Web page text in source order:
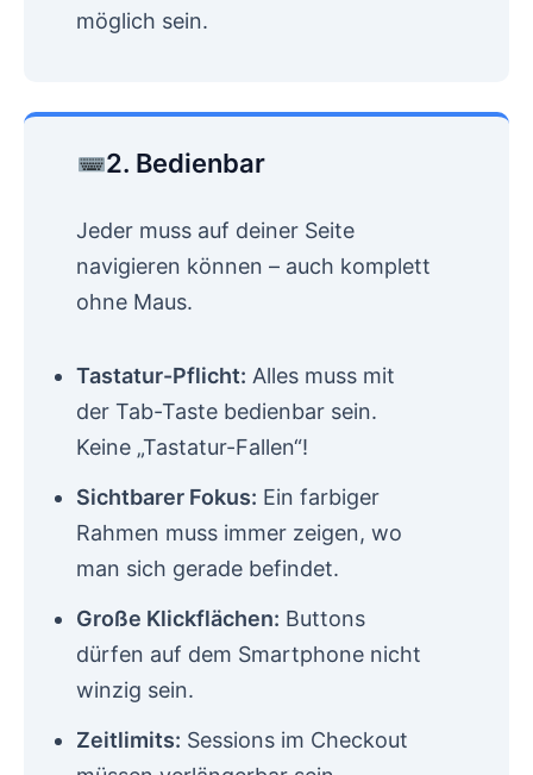
möglich sein.
2. Bedienbar
Jeder muss auf deiner Seite
navigieren können – auch komplett
ohne Maus.
Tastatur-Pflicht: Alles muss mit
der Tab-Taste bedienbar sein.
Keine „Tastatur-Fallen“!
Sichtbarer Fokus: Ein farbiger
Rahmen muss immer zeigen, wo
man sich gerade befindet.
Große Klickflächen: Buttons
dürfen auf dem Smartphone nicht
winzig sein.
Zeitlimits: Sessions im Checkout